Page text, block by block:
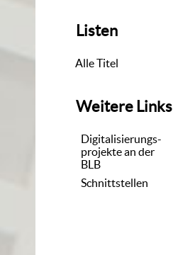
Listen
Alle Titel
Weitere Links
Digitalisierungs-
projekte an der
BLB
Schnittstellen